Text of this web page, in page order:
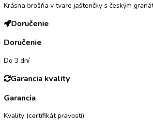
Krásna brošňa v tvare jašteričky s českým
Doručenie
Doručenie
Do 3 dní
Garancia kvality
Garancia
Kvality (certifikát pravosti)